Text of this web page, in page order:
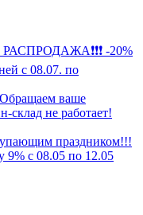
РАСПРОДАЖА❗️❗️❗️ -20%
с 08.07. по
ваше
склад не работает!
праздником!!!
с 08.05 по 12.05